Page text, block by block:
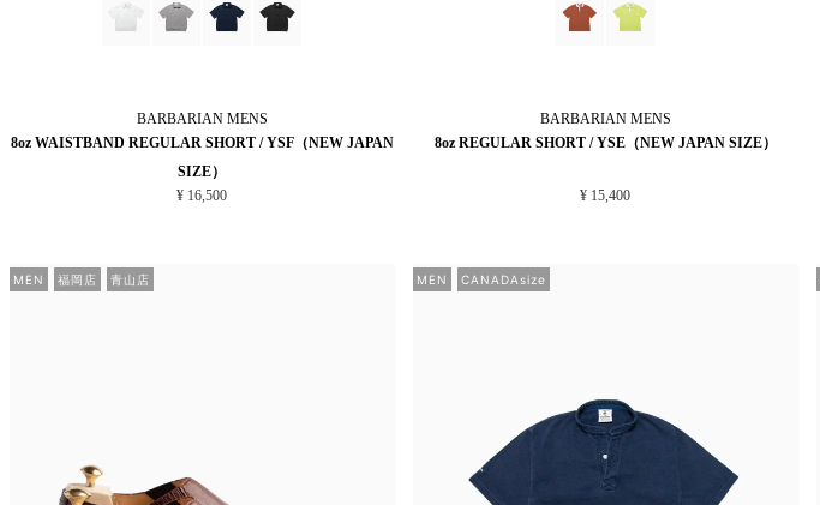
BARBARIANMENS
8oz WAISTBAND REGULAR SHORT / YSF（NEW JAPAN
SIZE）
¥ 16,500
BARBARIANMENS
8oz REGULAR SHORT / YSE（NEW JAPAN SIZE）
¥ 15,400
MEN 福岡店 青山店 MEN CANADAsize